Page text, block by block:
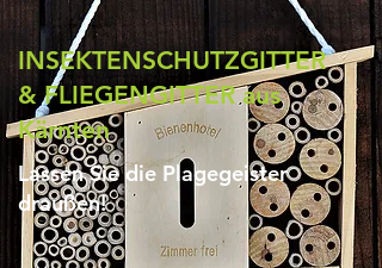
INSEKTENSCHUTZGITTER
& FLIEGENGITTER aus
Kärnten
Lassen Sie die Plagegeister
draußen!